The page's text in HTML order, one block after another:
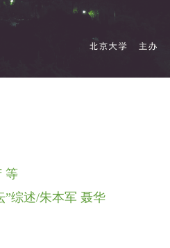
等
综述/朱本军 聂华